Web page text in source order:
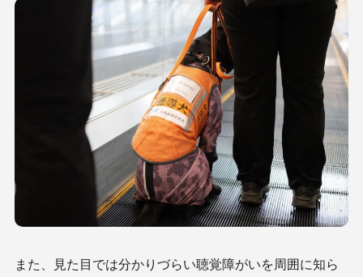
また、見た目では分かりづらい聴覚障がいを周囲に知ら